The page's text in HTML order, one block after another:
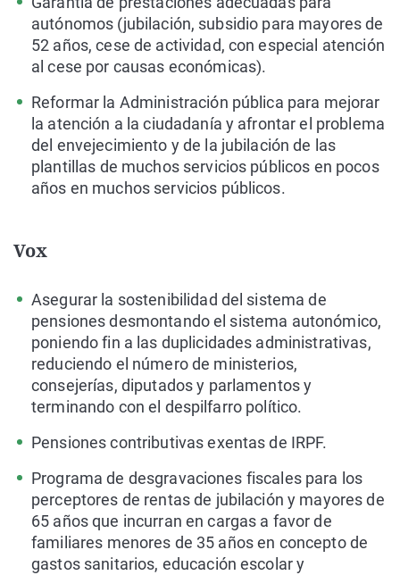
autónomos (jubilación, subsidio para mayores de
52 años, cese de actividad, con especial atención
al cese por causas económicas).
Reformar la Administración pública para mejorar
la atención a la ciudadanía y afrontar el problema
del envejecimiento y de la jubilación de las
plantillas de muchos servicios públicos en pocos
años en muchos servicios públicos.
Vox
Asegurar la sostenibilidad del sistema de
pensiones desmontando el sistema autonómico,
poniendo fin a las duplicidades administrativas,
reduciendo el número de ministerios,
consejerías, diputados y parlamentos y
terminando con el despilfarro político.
Pensiones contributivas exentas de IRPF.
Programa de desgravaciones fiscales para los
perceptores de rentas de jubilación y mayores de
65 años que incurran en cargas a favor de
familiares menores de 35 años en concepto de
gastos sanitarios, educación escolar y